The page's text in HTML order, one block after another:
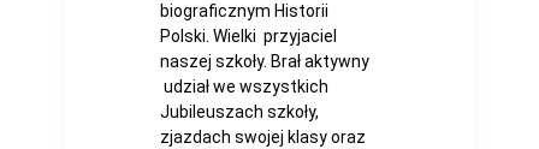
biograficznym Historii
Polski. Wielki przyjaciel
naszej szkoły. Brał aktywny
udział we wszystkich
Jubileuszach szkoły,
zjazdach swojej klasy oraz